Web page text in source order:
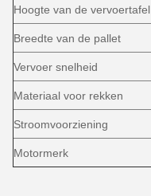
Hoogte van de vervoertafel
Breedte van de pallet
Vervoer snelheid
Materiaal voor rekken
Stroomvoorziening
Motormerk